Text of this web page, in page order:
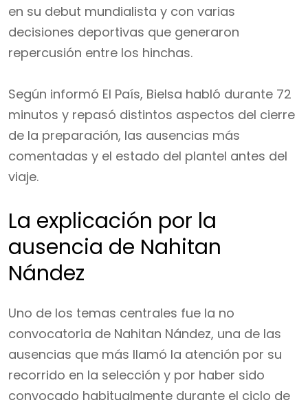
en su debut mundialista y con varias
decisiones deportivas que generaron
repercusión entre los hinchas.
Según informó El País, Bielsa habló durante 72
minutos y repasó distintos aspectos del cierre
de la preparación, las ausencias más
comentadas y el estado del plantel antes del
viaje.
La explicación por la
ausencia de Nahitan
Nández
Uno de los temas centrales fue la no
convocatoria de Nahitan Nández, una de las
ausencias que más llamó la atención por su
recorrido en la selección y por haber sido
convocado habitualmente durante el ciclo de